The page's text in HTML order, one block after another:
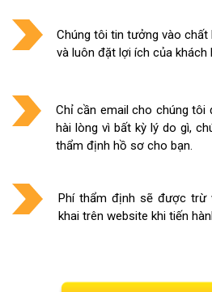
Chúng tôi tin tưởng vào chất
và luôn đặt lợi ích của khách
Chỉ cần email cho chúng tôi
hài lòng vì bất kỳ lý do gì,
thẩm định hồ sơ cho bạn.
Phí thẩm định sẽ được trừ
khai trên website khi tiến